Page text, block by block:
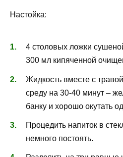
Настойка:
4 столовых ложки
300 мл кипяченной
Жидкость вместе с
среду на 30-40 минут –
банку и хорошо окутать
Процедить напиток в
немного постоять.